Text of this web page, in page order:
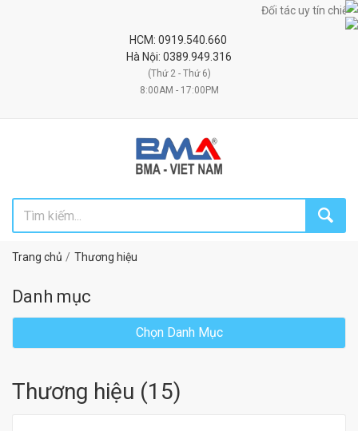
Đối tác uy tín chiến lược cung
HCM: 0919.540.660
Hà Nội: 0389.949.316
(Thứ 2 - Thứ 6)
8:00AM - 17:00PM
Trang chủ Thương hiệu
Danh mục
Chọn Danh Mục
Thương hiệu (15)